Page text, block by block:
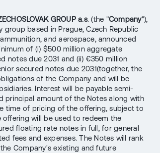
GROUP a.s. (the "Company"),
based in Prague, Czech Republic
and aerospace, announced
of (i) $500 million aggregate
notes due 2031 and (ii) €350 million
secured notes due 2031(together, the
of the Company and will be
Interest will be payable semi-
principal amount of the Notes along with
time of pricing of the offering, subject to
will be used to redeem the
floating rate notes in full, for general
fees and expenses. The Notes will rank
Company's existing and future